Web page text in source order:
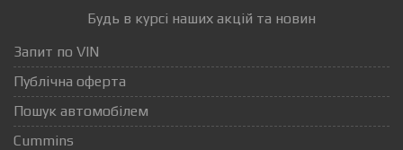
Будь в курсі наших акцій та новин
Запит по VIN
Публічна оферта
Пошук автомобілем
Cummins